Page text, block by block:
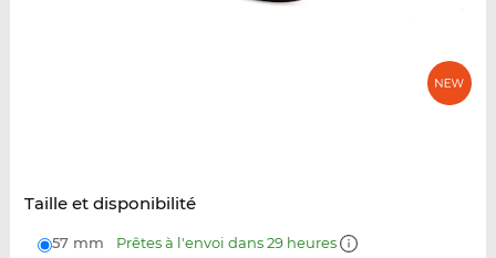
Taille et disponibilité
57 mm Prêtes à l'envoi dans 29 heures